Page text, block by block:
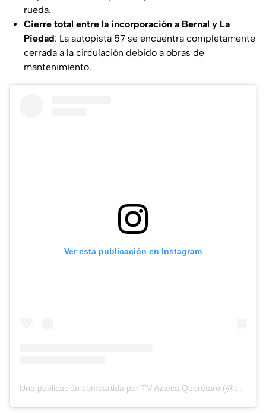
rueda.
Cierre total entre la incorporación a Bernal y La
Piedad: La autopista 57 se encuentra completamente
cerrada a la circulación debido a obras de
mantenimiento.
Ver esta publicación en Instagram
Una publicación compartida por TV Azteca Querétaro (@tvaztecaqueretaro)